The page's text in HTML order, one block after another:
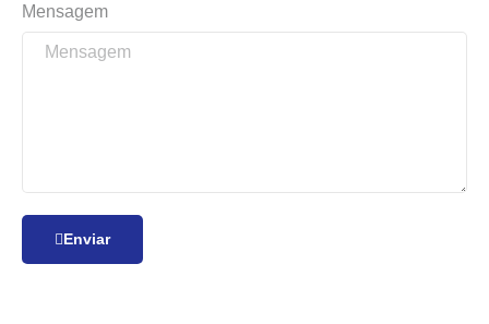
Mensagem
Enviar